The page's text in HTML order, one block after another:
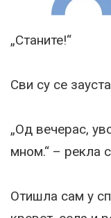
„Станите!“
Сви су се
„Од вечерас,
мном.“ – рекла
Отишла сам у